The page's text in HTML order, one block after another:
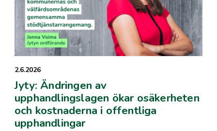
2.6.2026
Jyty: Ändringen av
upphandlingslagen ökar osäkerheten
och kostnaderna i offentliga
upphandlingar